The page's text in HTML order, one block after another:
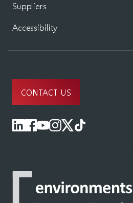
Suppliers
Accessibility
CONTACT US